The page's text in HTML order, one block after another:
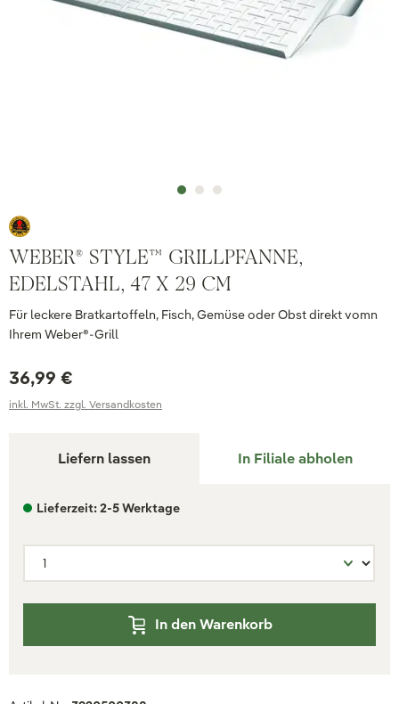
WEBER® STYLE™ GRILLPFANNE,
EDELSTAHL, 47 X 29 CM
Für leckere Bratkartoffeln, Fisch, Gemüse oder Obst direkt vomn
Ihrem Weber®-Grill
36,99 €
inkl. MwSt. zzgl. Versandkosten
Liefern lassen In Filiale abholen
Lieferzeit: 2-5 Werktage
In den Warenkorb